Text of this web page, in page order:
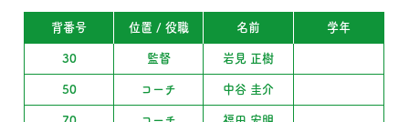
背番号 位置 / 役職 名前 学年
30 監督 岩見 正樹
50 コーチ 中谷 圭介